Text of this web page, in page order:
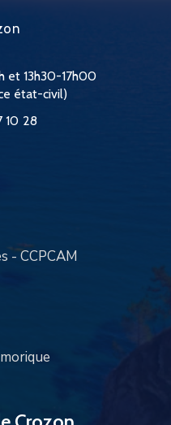
et 13h30-17h00
état-civil)
10 28
- CCPCAM